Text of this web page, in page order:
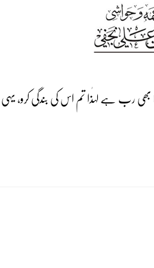
بھی رب ہے لہٰذا تم اس کی بندگی کرو، یہی